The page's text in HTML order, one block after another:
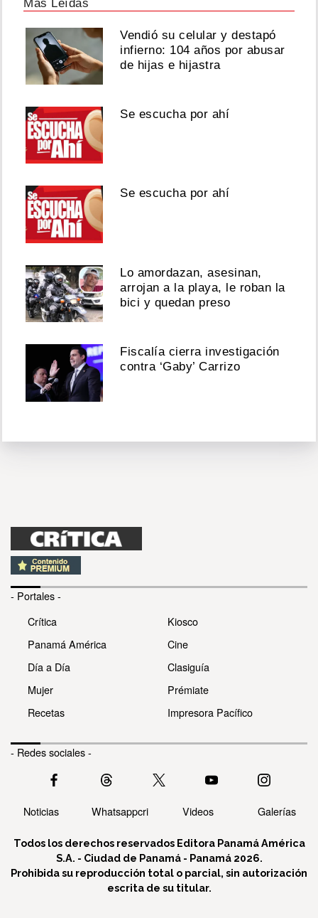
Más Leídas
Vendió su celular y destapó
infierno: 104 años por abusar
de hijas e hijastra
Se escucha por ahí
Se escucha por ahí
Lo amordazan, asesinan,
arrojan a la playa, le roban la
bici y quedan preso
Fiscalía cierra investigación
contra ‘Gaby’ Carrizo
- Portales -
Crítica
Panamá América
Día a Día
Mujer
Recetas
Kiosco
Cine
Clasiguía
Prémiate
Impresora Pacífico
- Redes sociales -
Noticias Whatsappcri Videos Galerías
Todos los derechos reservados Editora Panamá América
S.A. - Ciudad de Panamá - Panamá 2026.
Prohibida su reproducción total o parcial, sin autorización
escrita de su titular.